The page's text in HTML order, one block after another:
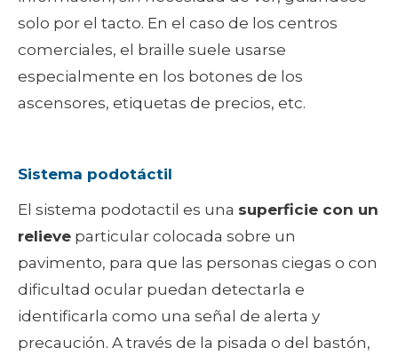
solo por el tacto. En el caso de los centros
comerciales, el braille suele usarse
especialmente en los botones de los
ascensores, etiquetas de precios, etc.
Sistema podotáctil
El sistema podotactil es una superficie con un
relieve particular colocada sobre un
pavimento, para que las personas ciegas o con
dificultad ocular puedan detectarla e
identificarla como una señal de alerta y
precaución. A través de la pisada o del bastón,